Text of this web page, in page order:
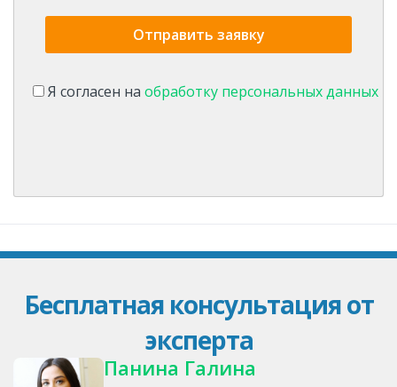
Я согласен на обработку персональных данных
Бесплатная консультация от
эксперта
Панина Галина